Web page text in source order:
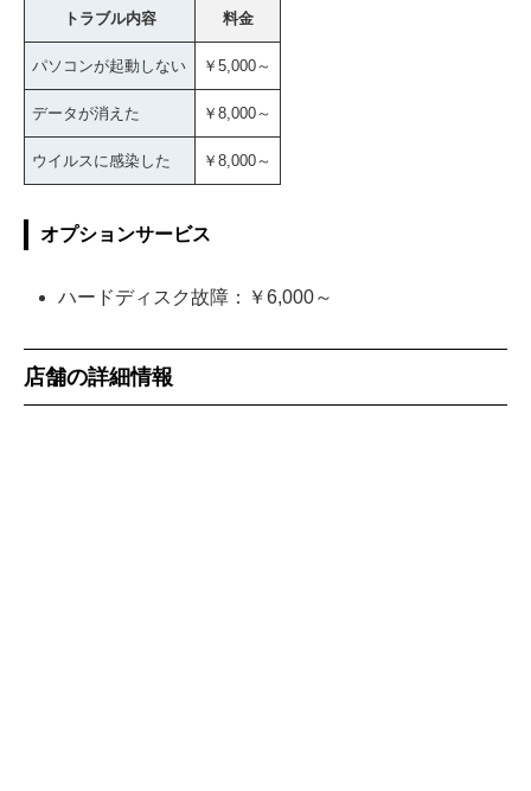
トラブル内容 料金
パソコンが起動しない ￥5,000～
データが消えた ￥8,000～
ウイルスに感染した ￥8,000～
オプションサービス
ハードディスク故障：￥6,000～
店舗の詳細情報